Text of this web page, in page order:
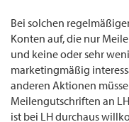
Bei solchen
Konten auf, die nur
und keine oder sehr
marketingmäßig
anderen Aktionen
Meilengutschriften an
ist bei LH durchaus